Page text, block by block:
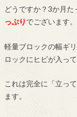
どうですか？3か月た
っぷり でございます。
軽量ブロックの幅ギ
ロックにヒビが入っ
これは完全に「立っ
ます。